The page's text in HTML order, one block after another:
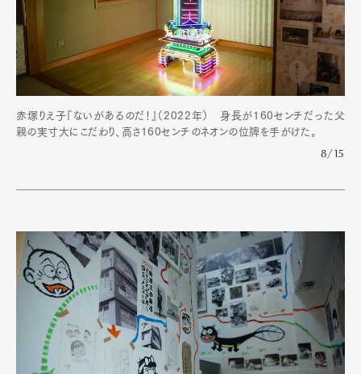
赤塚りえ子『ないがあるのだ！』（2022年） 身長が160センチだった父
親の実寸大にこだわり、高さ160センチのネオンの位牌を手がけた。
8/15